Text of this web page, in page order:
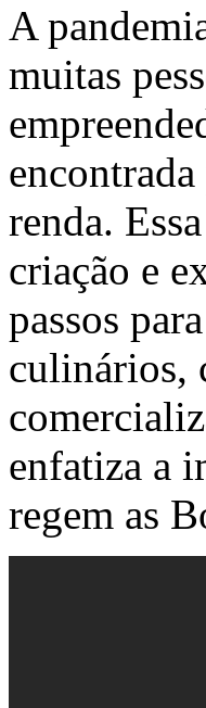
A
muitas
renda.
criação e
passos
culinários,
enfatiza a
regem as